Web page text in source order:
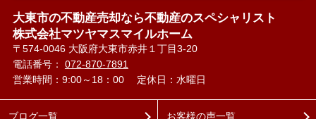
大東市の不動産売却なら不動産のスペシャリスト
株式会社マツヤマスマイルホーム
〒574-0046 大阪府大東市赤井１丁目3-20
電話番号： 072-870-7891
営業時間：9:00～18：00
定休日：水曜日
ブログ一覧 お客様の声一覧